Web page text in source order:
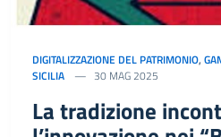
DIGITALIZZAZIONE DEL PATRIMONIO,
SICILIA
30 MAG 2025
La tradizione